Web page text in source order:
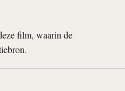
film, waarin de